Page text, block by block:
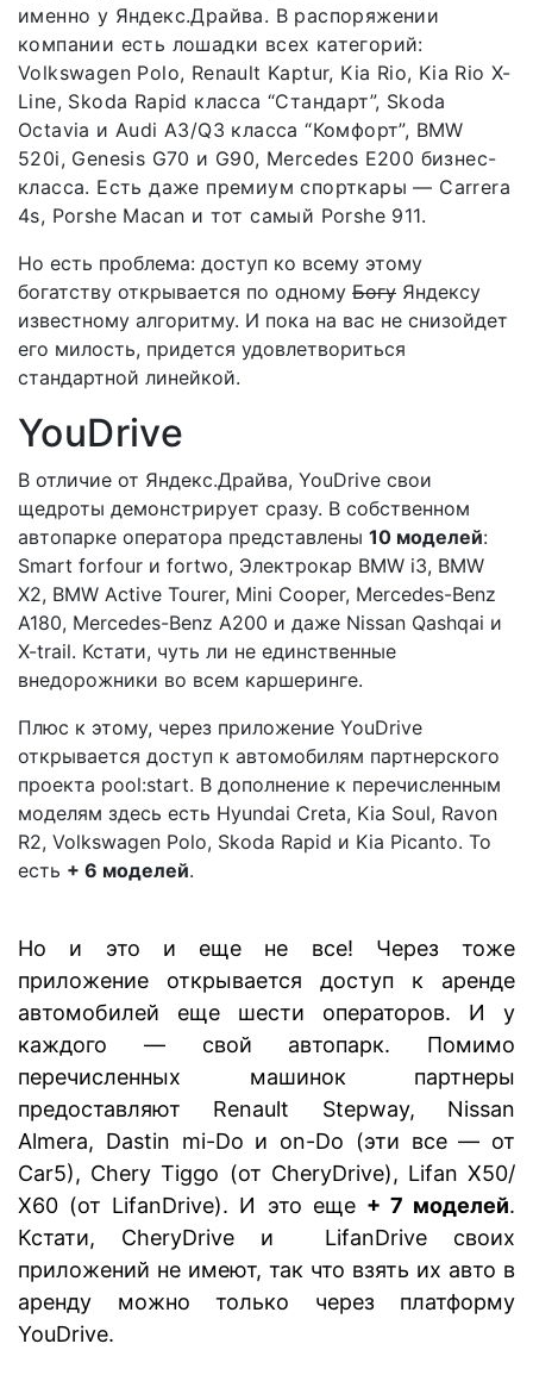
именно у Яндекс.Драйва. В распоряжении
компании есть лошадки всех категорий:
Volkswagen Polo, Renault Kaptur, Kia Rio, Kia Rio X-
Line, Skoda Rapid класса “Стандарт”, Skoda
Octavia и Audi A3/Q3 класса “Комфорт”, BMW
520i, Genesis G70 и G90, Mercedes E200 бизнес-
класса. Есть даже премиум спорткары — Carrera
4s, Porshe Macan и тот самый Porshe 911.
Но есть проблема: доступ ко всему этому
богатству открывается по одному Богу Яндексу
известному алгоритму. И пока на вас не снизойдет
его милость, придется удовлетвориться
стандартной линейкой.
YouDrive
В отличие от Яндекс.Драйва, YouDrive свои
щедроты демонстрирует сразу. В собственном
автопарке оператора представлены 10 моделей:
Smart forfour и fortwo, Электрокар BMW i3, BMW
X2, BMW Active Tourer, Mini Cooper, Mercedes-Benz
A180, Mercedes-Benz A200 и даже Nissan Qashqai и
X-trail. Кстати, чуть ли не единственные
внедорожники во всем каршеринге.
Плюс к этому, через приложение YouDrive
открывается доступ к автомобилям партнерского
проекта pool:start. В дополнение к перечисленным
моделям здесь есть Hyundai Creta, Kia Soul, Ravon
R2, Volkswagen Polo, Skoda Rapid и Kia Picanto. То
есть + 6 моделей.
Но и это и еще не все! Через тоже
приложение открывается доступ к аренде
автомобилей еще шести операторов. И у
каждого — свой автопарк. Помимо
перечисленных машинок партнеры
предоставляют Renault Stepway, Nissan
Almera, Dastin mi-Do и on-Do (эти все — от
Car5), Chery Tiggo (от CheryDrive), Lifan X50/
Х60 (от LifanDrive). И это еще + 7 моделей.
Кстати, CheryDrive и LifanDrive своих
приложений не имеют, так что взять их авто в
аренду можно только через платформу
YouDrive.